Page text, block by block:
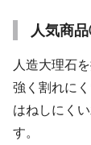
人気商
人造大理石
強く割れに
はねしにく
す。